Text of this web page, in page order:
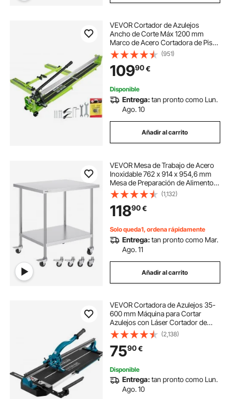
VEVOR Cortador de Azulejos
Ancho de Corte Máx 1200 mm
Marco de Acero Cortadora de Piso
Laminado Espesor de Corte 6-
15 mm 27 Rodamientos Cortador
Manual de Azulejos para Piedra,
Baldosas Ordinarias
(951)
10990€
Disponible
Entrega:tan pronto como Lun.
Ago. 10
Añadir al carrito
VEVOR Mesa de Trabajo de Acero
Inoxidable 762 x 914 x 954,6 mm
Mesa de Preparación de Alimentos
con 4 Ruedas Mesa de Cocina
Estante Ajustable en Altura para
Cocina Restaurante Bar Garaje al
Aire Libre
(1,132)
11890€
Solo queda1, ordena rápidamente
Entrega:tan pronto como Mar.
Ago. 11
Añadir al carrito
VEVOR Cortadora de Azulejos 35-
600 mm Máquina para Cortar
Azulejos con Láser Cortador de
Azulejos Manual Cortadora de
Cerámica con Soporte
(2,138)
7590€
Disponible
Entrega:tan pronto como Lun.
Ago. 10